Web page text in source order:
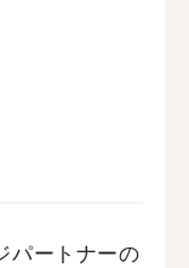
パートナーの